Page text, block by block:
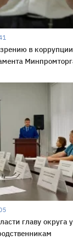
в
главу округа